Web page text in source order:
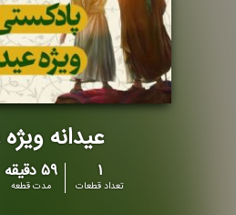
عیدانه
۱
تعداد قطعات
۵۹ دقیقه
مدت قطعه